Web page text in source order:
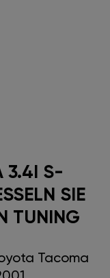
3.4I S-
SIE
TUNING
Tacoma